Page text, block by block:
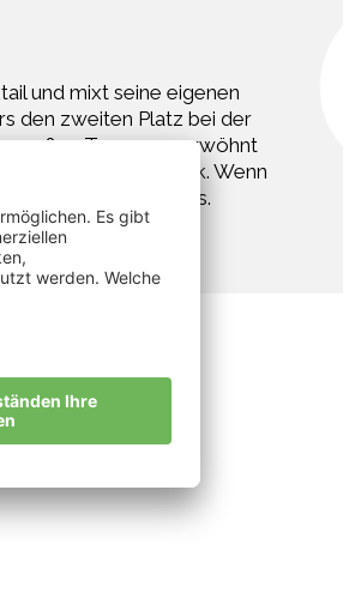
und mixt seine eigenen
den zweiten Platz bei der
großen Terrasse verwöhnt
toller Live-Musik. Wenn
des Pubs.